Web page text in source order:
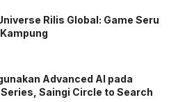
Rilis Global: Game Seru
Advanced AI pada
Saingi Circle to Search